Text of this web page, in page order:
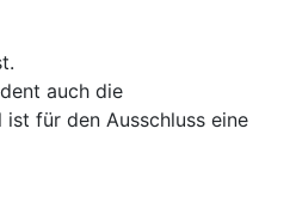
auch die
für den Ausschluss eine